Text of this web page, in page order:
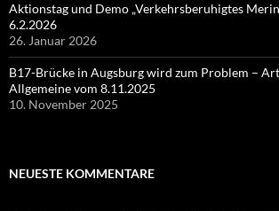
Aktionstag und Demo „Verkehrsberuhigtes
6.2.2026
26. Januar 2026
B17-Brücke in Augsburg wird zum Problem –
Allgemeine vom 8.11.2025
10. November 2025
NEUESTE KOMMENTARE